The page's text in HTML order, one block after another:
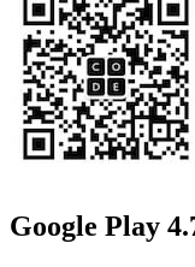
Google Play